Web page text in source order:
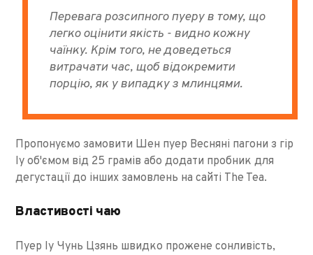
Перевага розсипного пуеру в тому, що
легко оцінити якість - видно кожну
чаїнку. Крім того, не доведеться
витрачати час, щоб відокремити
порцію, як у випадку з млинцями.
Пропонуємо замовити Шен пуер Весняні пагони з гір
Іу об'ємом від 25 грамів або додати пробник для
дегустації до інших замовлень на сайті The Tea.
Властивості чаю
Пуер Іу Чунь Цзянь швидко прожене сонливість,